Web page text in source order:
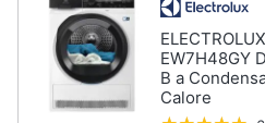
EW7H48GY
B a
Calore